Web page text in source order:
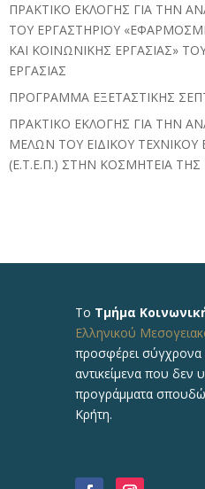
ΠΡΑΚΤΙΚΟ ΕΚΛΟΓΗΣ ΓΙΑ ΤΗΝ
ΤΟΥ ΕΡΓΑΣΤΗΡΙΟΥ
ΚΑΙ ΚΟΙΝΩΝΙΚΗΣ ΕΡΓΑΣΙΑΣ»
ΕΡΓΑΣΙΑΣ
ΠΡΟΓΡΑΜΜΑ ΕΞΕΤΑΣΤΙΚΗΣ
ΠΡΑΚΤΙΚΟ ΕΚΛΟΓΗΣ ΓΙΑ ΤΗΝ
ΜΕΛΩΝ ΤΟΥ ΕΙΔΙΚΟΥ
(Ε.Τ.Ε.Π.) ΣΤΗΝ ΚΟΣΜΗΤΕΙΑ
Το Τμήμα
Ελληνικού
προσφέρει σύγχρονα
αντικείμενα που δεν
προγράμματα
Κρήτη.